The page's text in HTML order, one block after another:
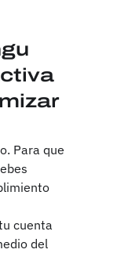
Para que
cuenta
del